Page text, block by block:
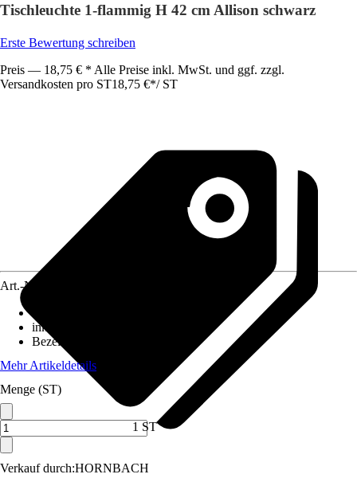
Tischleuchte 1-flammig H 42 cm Allison schwarz
Erste Bewertung schreiben
Preis — 18,75 € * Alle Preise inkl. MwSt. und ggf. zzgl.
Versandkosten pro ST18,75 €*/ ST
Verkauf durch:HORNBACH
Art.-Nr.
inklusive Leuchtmittel
Bezeichnung Fassung
Mehr Artikeldetails
Menge (ST)
1 ST